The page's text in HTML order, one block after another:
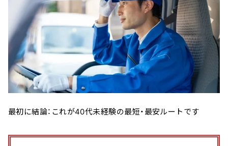
最初に結論：これが40代未経験の最短・最安ルートです